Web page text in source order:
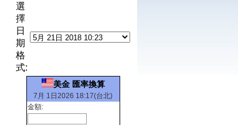
選
擇
日
期
格
式:
美金 匯率換算
7月 1日2026 18:17(台北)
金額: